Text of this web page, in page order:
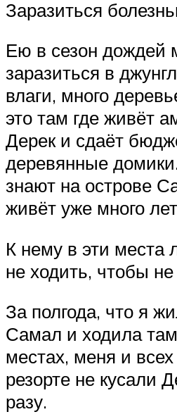
Заразиться
Ею в сезон дождей
заразиться в
влаги, много
это там где живёт
Дерек и сдаёт
деревянные
знают на острове
живёт уже много
К нему в эти
не ходить, чтобы не
За полгода, что я
Самал и ходила
местах, меня и
резорте не кусали
разу.